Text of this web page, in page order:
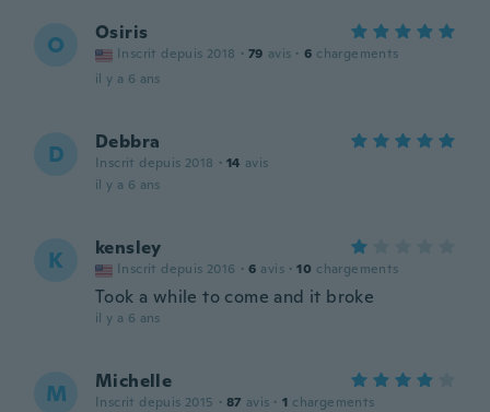
O Osiris
Inscrit depuis 2018 · 79 avis · 6 chargements
il y a 6 ans
D Debbra
Inscrit depuis 2018 · 14 avis
il y a 6 ans
K kensley
Inscrit depuis 2016 · 6 avis · 10 chargements
Took a while to come and it broke
il y a 6 ans
M Michelle
Inscrit depuis 2015 · 87 avis · 1 chargements